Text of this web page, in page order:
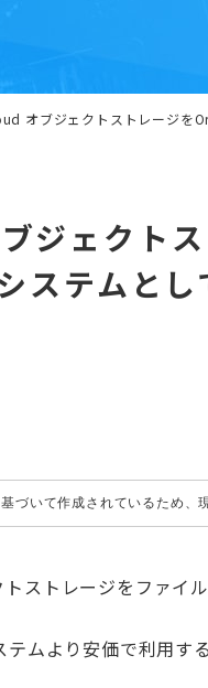
オブジェクトストレージを
ジェクト
ステムとし
いて作成されているため、
ストレージをファイ
ムより安価で利用する